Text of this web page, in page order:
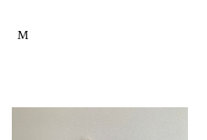
M